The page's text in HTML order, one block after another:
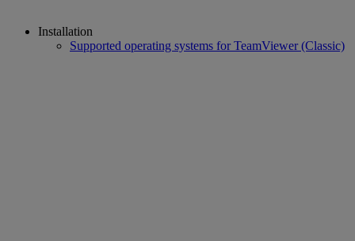
Installation
Supported operating systems for TeamViewer (Classic)